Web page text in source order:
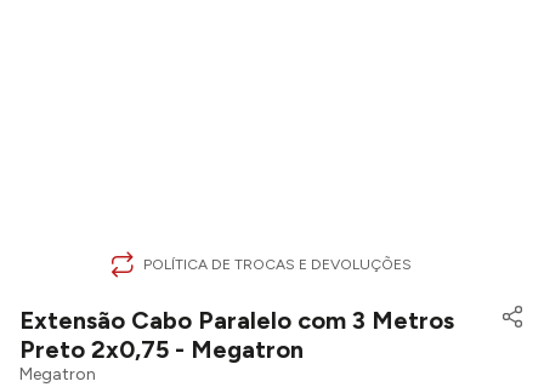
POLÍTICA DE TROCAS E DEVOLUÇÕES
Extensão Cabo Paralelo com 3 Metros
Preto 2x0,75 - Megatron
Megatron